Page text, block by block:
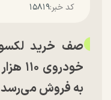
کد خبر:۱۵۸۱۹
به فروش می‌رسد